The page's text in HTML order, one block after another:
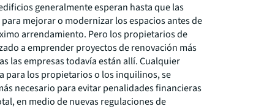
generalmente esperan hasta que las
mejorar o modernizar los espacios antes de
arrendamiento. Pero los propietarios de
a emprender proyectos de renovación más
las empresas todavía están allí. Cualquier
para los propietarios o los inquilinos, se
necesario para evitar penalidades financieras
en medio de nuevas regulaciones de